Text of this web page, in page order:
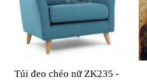
Túi đeo chéo nữ ZK235 -